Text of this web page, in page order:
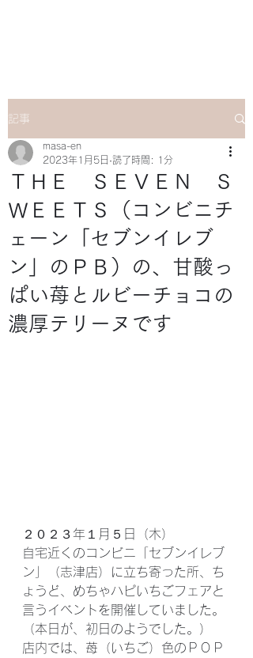
記事
ＴＨＥ ＳＥＶＥＮ Ｓ
ＷＥＥＴＳ（コンビニチ
ェーン「セブンイレブ
ン」のＰＢ）の、甘酸っ
ぱい苺とルビーチョコの
濃厚テリーヌです
masa-en
2023年1月5日 読了時間: 1分
２０２３年１月５日（木）
自宅近くのコンビニ「セブンイレブ
ン」（志津店）に立ち寄った所、ち
ょうど、めちゃハピいちごフェアと
言うイベントを開催していました。
（本日が、初日のようでした。）
店内では、苺（いちご）色のＰＯＰ